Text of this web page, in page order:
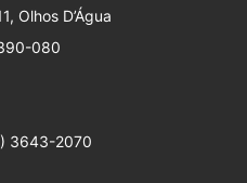
Olhos D’Água
080
3643-2070